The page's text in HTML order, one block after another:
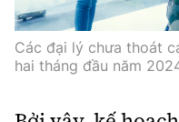
Các đại lý chưa thoát
hai tháng đầu năm